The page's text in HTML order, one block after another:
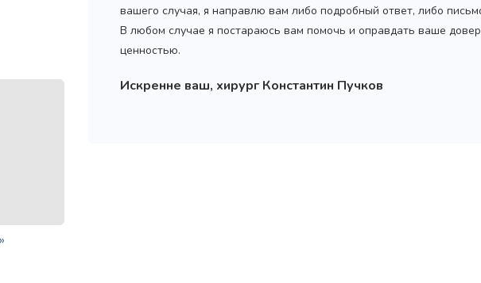
вашего случая, я направлю вам либо подробный ответ, либо
В любом случае я постараюсь вам помочь и оправдать ваше
ценностью.
Искренне ваш, хирург Константин Пучков